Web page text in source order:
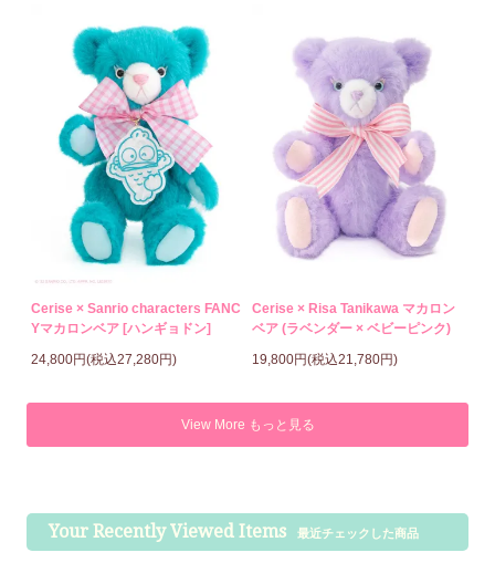
Cerise × Sanrio characters FANC
Yマカロンベア [ハンギョドン]
24,800円(税込27,280円)
Cerise × Risa Tanikawa マカロン
ベア (ラベンダー × ベビーピンク)
19,800円(税込21,780円)
View More もっと見る
Your Recently Viewed Items 最近チェックした商品